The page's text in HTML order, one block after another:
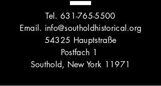
Tel. 631-765-5500
Email. info@southoldhistorical.org
54325 Hauptstraße
Postfach 1
Southold, New York 11971